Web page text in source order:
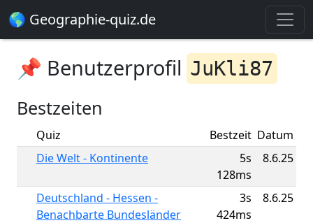
🌎 Geographie-quiz.de
📌 Benutzerprofil JuKli87
Bestzeiten
Quiz Bestzeit Datum
Die Welt - Kontinente
5s
128ms
8.6.25
Deutschland - Hessen -
Benachbarte Bundesländer
3s
424ms
8.6.25